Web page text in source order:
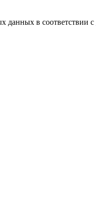
данных в соответствии с